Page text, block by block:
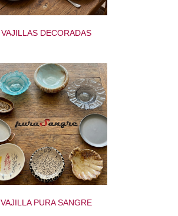
VAJILLAS DECORADAS
VAJILLA PURA SANGRE